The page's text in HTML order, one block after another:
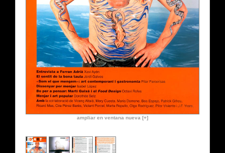
ampliar en ventana nueva [+]